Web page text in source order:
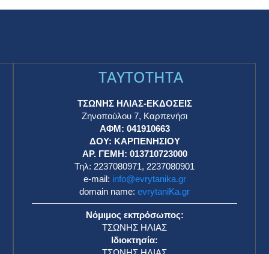
αντικυβερνητική συγκέντρωση που
διοργάνωσαν οι φοιτητές στο Βελιγράδι ​
Λίβανος: Νέα ισραηλινά πλήγματα – Στόχος
έγινε στρατόπεδο της Χεζμπολάχ ​
24 Μαΐου 2026
Το Ιράν μετέφερε στο Μεξικό τη «βάση» του
πριν την τελική φάση του Μουντιάλ ​
24 Μαΐου 2026